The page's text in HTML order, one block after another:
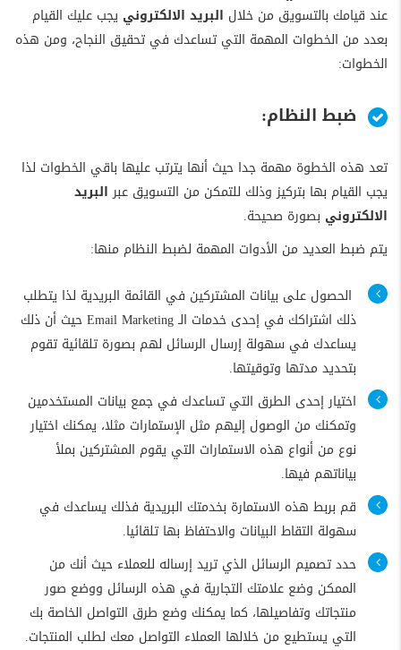
عند قيامك بالتسويق من خلال البريد الالكتروني يجب عليك القيام
بعدد من الخطوات المهمة التي تساعدك في تحقيق النجاح، ومن هذه
الخطوات:
ضبط النظام:
تعد هذه الخطوة مهمة جدا حيث أنها يترتب عليها باقي الخطوات لذا
يجب القيام بها بتركيز وذلك للتمكن من التسويق عبرالبريد
الالكتروني بصورة صحيحة.
يتم ضبط العديد من الأدوات المهمة لضبط النظام منها:
الحصول على بيانات المشتركين في القائمة البريدية لذا يتطلب
ذلك اشتراكك في إحدى خدمات الـ Email Marketing حيث أن ذلك
يساعدك في سهولة إرسال الرسائل لهم بصورة تلقائية تقوم
بتحديد مدتها وتوقيتها.
اختيار إحدى الطرق التي تساعدك في جمع بيانات المستخدمين
وتمكنك من الوصول إليهم مثل الإستمارات مثلا، يمكنك اختيار
نوع من أنواع هذه الاستمارات التي يقوم المشتركين بملأ
بياناتهم فيها.
قم بربط هذه الاستمارة بخدمتك البريدية فذلك يساعدك في
سهولة التقاط البيانات والاحتفاظ بها تلقائيا.
حدد تصميم الرسائل الذي تريد إرساله للعملاء حيث أنك من
الممكن وضع علامتك التجارية في هذه الرسائل ووضع صور
منتجاتك وتفاصيلها، كما يمكنك وضع طرق التواصل الخاصة بك
التي يستطيع من خلالها العملاء التواصل معك لطلب المنتجات.